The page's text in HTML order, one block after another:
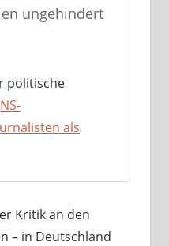
ungehindert
politische
als
Kritik an den
– in Deutschland